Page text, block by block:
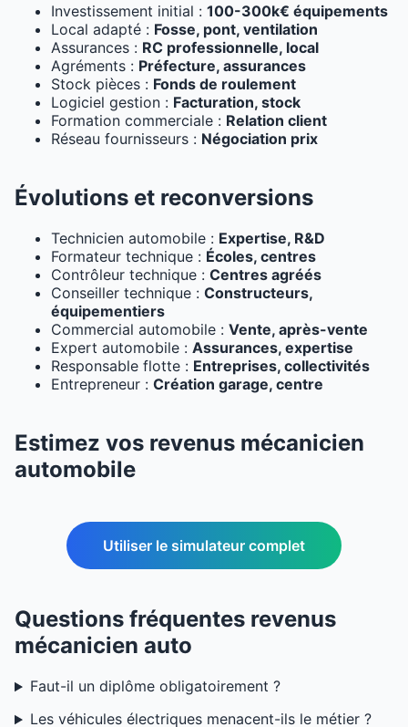
Investissement initial : 100-300k€ équipements
Local adapté : Fosse, pont, ventilation
Assurances : RC professionnelle, local
Agréments : Préfecture, assurances
Stock pièces : Fonds de roulement
Logiciel gestion : Facturation, stock
Formation commerciale : Relation client
Réseau fournisseurs : Négociation prix
Évolutions et reconversions
Technicien automobile : Expertise, R&D
Formateur technique : Écoles, centres
Contrôleur technique : Centres agréés
Conseiller technique : Constructeurs,
équipementiers
Commercial automobile : Vente, après-vente
Expert automobile : Assurances, expertise
Responsable flotte : Entreprises, collectivités
Entrepreneur : Création garage, centre
Estimez vos revenus mécanicien
automobile
Utiliser le simulateur complet
Questions fréquentes revenus
mécanicien auto
Faut-il un diplôme obligatoirement ?
Les véhicules électriques menacent-ils le métier ?